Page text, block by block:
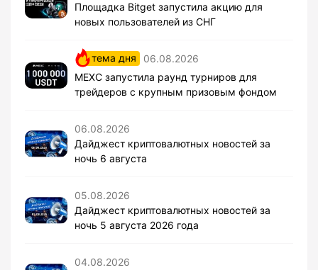
Площадка Bitget запустила акцию для
новых пользователей из СНГ
тема дня
06.08.2026
MEXC запустила раунд турниров для
трейдеров с крупным призовым фондом
06.08.2026
Дайджест криптовалютных новостей за
ночь 6 августа
05.08.2026
Дайджест криптовалютных новостей за
ночь 5 августа 2026 года
04.08.2026